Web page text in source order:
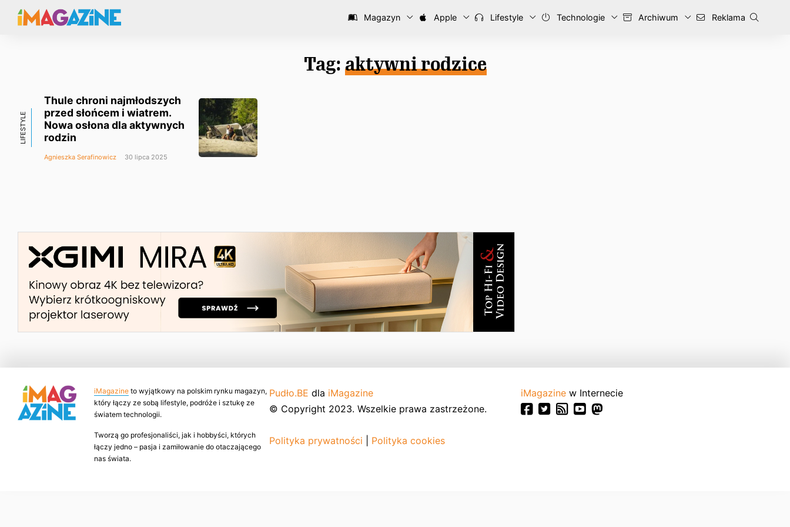
Magazyn Apple Lifestyle Technologie Archiwum Reklama
Tag: aktywni rodzice
LIFESTYLE
Thule chroni najmłodszych
przed słońcem i wiatrem.
Nowa osłona dla aktywnych
rodzin
Agnieszka Serafinowicz 30 lipca 2025
iMagazine to wyjątkowy na polskim rynku magazyn,
który łączy ze sobą lifestyle, podróże i sztukę ze
światem technologii.
Tworzą go profesjonaliści, jak i hobbyści, których
łączy jedno – pasja i zamiłowanie do otaczającego
nas świata.
Pudło.BE dla iMagazine
© Copyright 2023. Wszelkie prawa zastrzeżone.
Polityka prywatności Polityka cookies
iMagazine w Internecie